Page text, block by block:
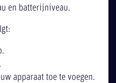
en batterijniveau.
.
apparaat toe te voegen.